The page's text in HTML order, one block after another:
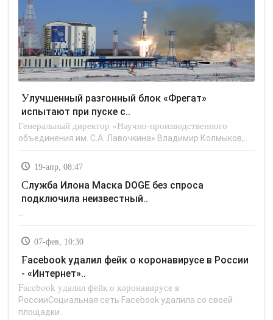
Улучшенный разгонный блок «Фрегат»
испытают при пуске с..
Генеральный директор «Научно-производственного
объединения им. С.А. Лавочкина» Владимир Колмыков,..
19-апр, 08:47
Служба Илона Маска DOGE без спроса
подключила неизвестный..
..
07-фев, 10:30
Facebook удалил фейк о коронавирусе в России
- «Интернет»..
Facebook удалил фейк о коронавирусе в
РоссииСоциальная сеть Facebook удалила со своей
площадки..